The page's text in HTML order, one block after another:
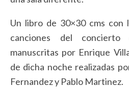
Un libro de 30×30 cms con
canciones del
manuscritas por Enrique
de dicha noche realizadas
Fernandez y Pablo Martinez.